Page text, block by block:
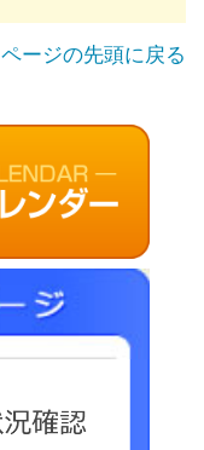
ページの先頭に戻る